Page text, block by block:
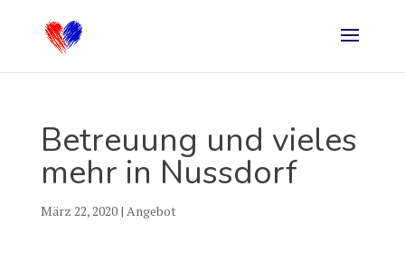
Betreuung und vieles
mehr in Nussdorf
März 22, 2020| Angebot